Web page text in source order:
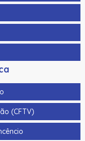
(CFTV)